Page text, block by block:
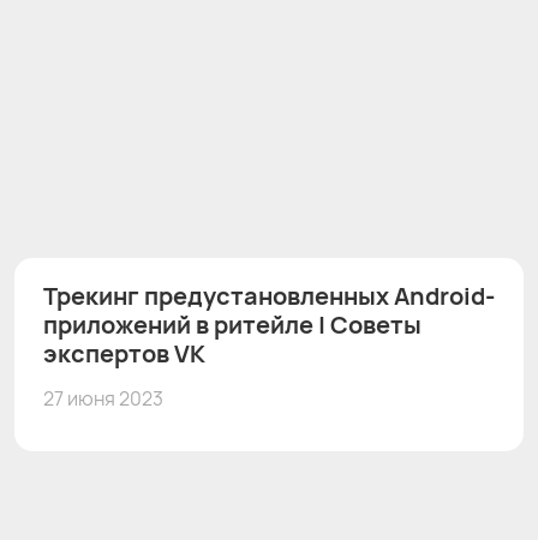
Трекинг предустановленных Android-
приложений в ритейле | Советы
экспертов VK
27 июня 2023